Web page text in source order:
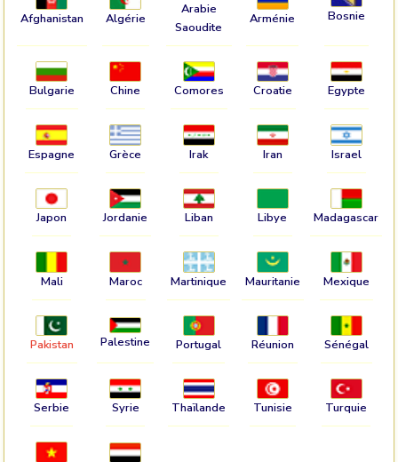
Afghanistan Algérie
Arabie
Saoudite
Arménie Bosnie
Bulgarie Chine Comores Croatie Egypte
Espagne Grèce Irak Iran Israel
Japon Jordanie Liban Libye Madagascar
Mali Maroc Martinique Mauritanie Mexique
Pakistan Palestine Portugal Réunion Sénégal
Serbie Syrie Thaïlande Tunisie Turquie